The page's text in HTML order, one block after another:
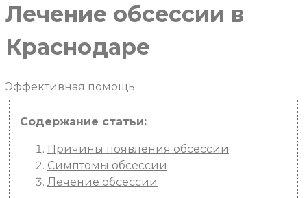
Лечение обсессии в
Краснодаре
Эффективная помощь
Содержание статьи:
Причины появления обсессии
Симптомы обсессии
Лечение обсессии